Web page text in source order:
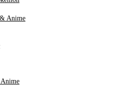
Anime
Anime